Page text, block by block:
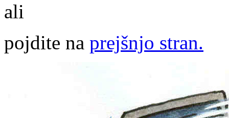
ali
pojdite na prejšnjo stran.